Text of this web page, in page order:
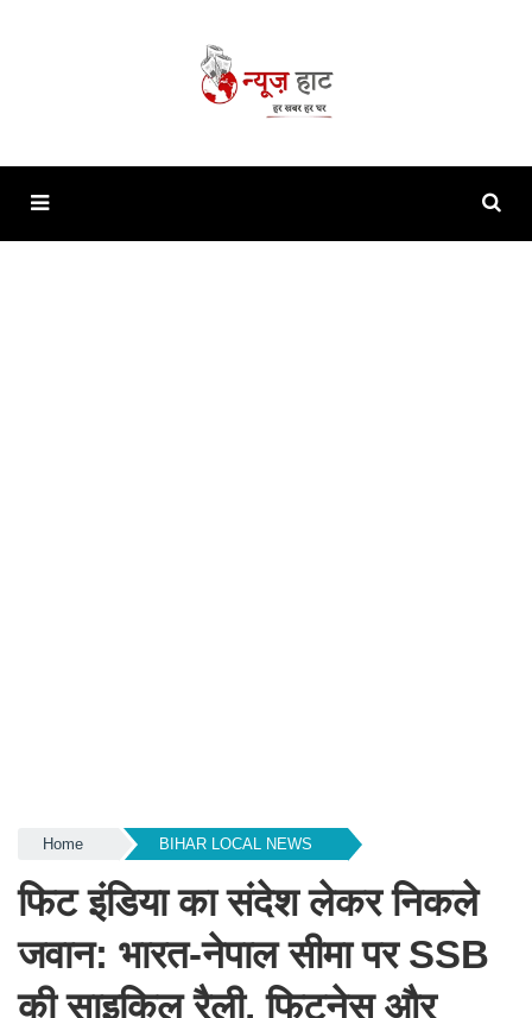
Home BIHAR LOCAL NEWS
फिट इंडिया का संदेश लेकर निकले
जवान: भारत-नेपाल सीमा पर SSB
की साइकिल रैली, फिटनेस और